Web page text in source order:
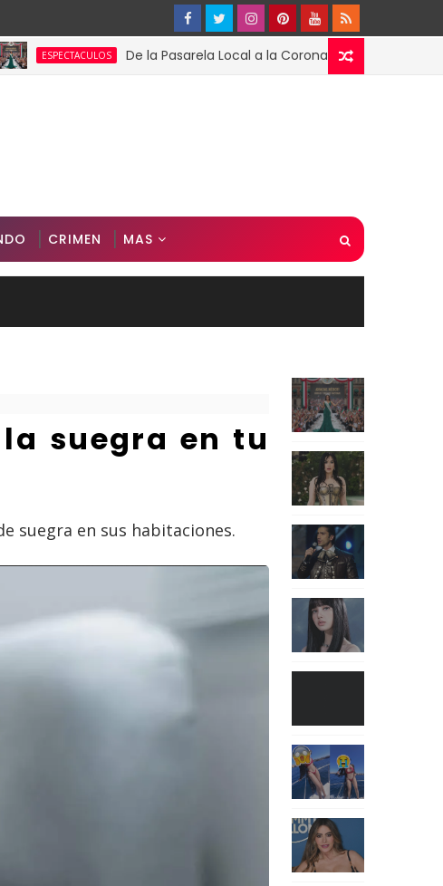
De la Pasarela Local a la Corona Global: El Triunfo de
CRIMEN MAS
suegra en tu
suegra en sus habitaciones.